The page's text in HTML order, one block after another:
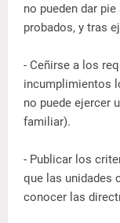
no pueden dar
probados, y tras
- Ceñirse a los
incumplimientos
no puede ejercer
familiar).
- Publicar los
que las unidades
conocer las